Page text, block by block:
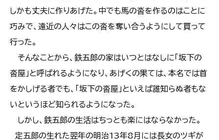
しかも丈夫に作りあげた。中でも馬の沓を作るのはことに
巧みで、遠近の人々はこの沓を奪い合うようにして買って
行った。
そんなことから、鉄五郎の家はいつとはなしに「坂下の
沓屋」と呼ばれるようになり、あげくの果ては、本名では首
をかしげる者でも、「坂下の沓屋」といえば誰知らぬ者もな
いというほど知られるようになった。
しかし、鉄五郎の生活はちっとも楽にはならなかった。
定五郎の生れた翌年の明治13年8月には長女のツギが